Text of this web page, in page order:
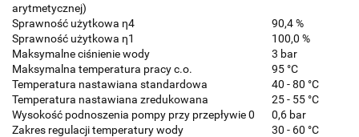
arytmetycznej)
Sprawność użytkowa η4
90,4 %
Sprawność użytkowa η1
100,0 %
Maksymalne ciśnienie wody
3 bar
Maksymalna temperatura pracy c.o.
95 °C
Temperatura nastawiana standardowa
40 - 80 °C
Temperatura nastawiana zredukowana
25 - 55 °C
Wysokość podnoszenia pompy przy przepływie 0
0,6 bar
Zakres regulacji temperatury wody
30 - 60 °C